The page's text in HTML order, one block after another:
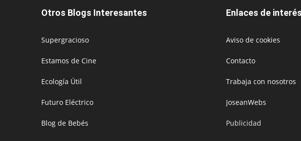
Otros Blogs Interesantes
Supergracioso
Estamos de Cine
Ecología Útil
Futuro Eléctrico
Blog de Bebés
Enlaces de interés
Aviso de cookies
Contacto
Trabaja con nosotros
JoseanWebs
Publicidad